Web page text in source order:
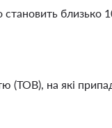
близько
(ТОВ), на які